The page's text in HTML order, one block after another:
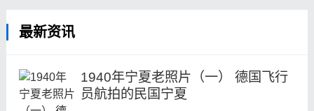
最新资讯
1940年宁夏老照片（一） 德国飞行
员航拍的民国宁夏